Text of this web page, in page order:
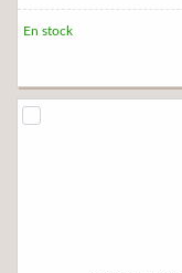
En stock